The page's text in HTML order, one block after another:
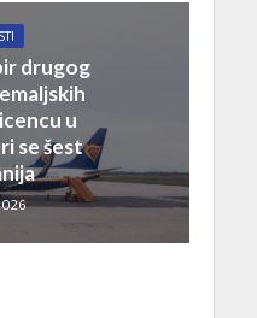
drugog
u
se šest